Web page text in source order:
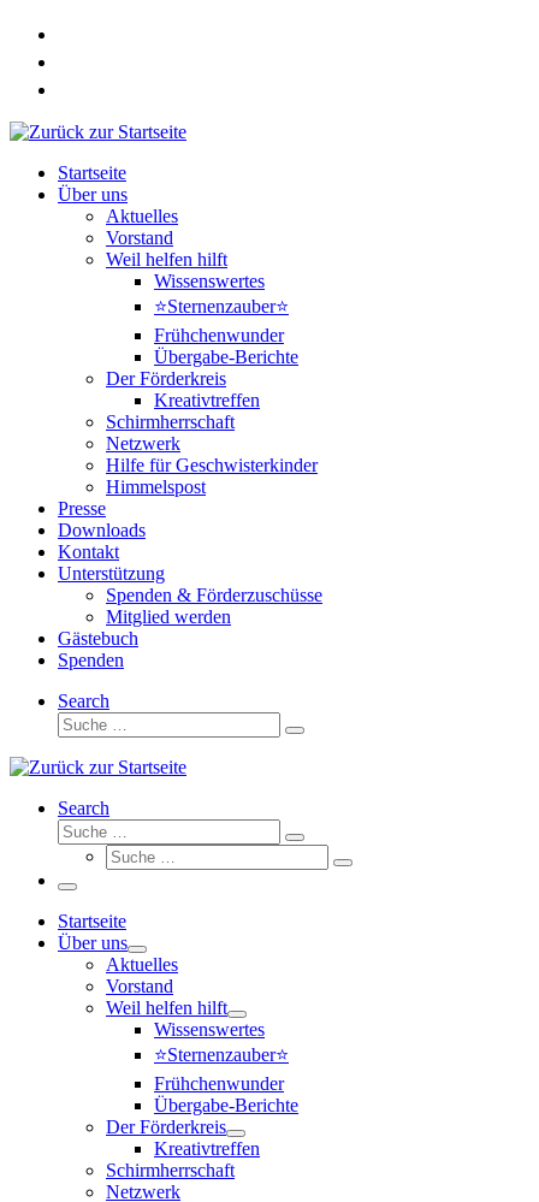
Zum
springen
Startseite
Über uns
Aktuelles
Vorstand
Weil helfen hilft
Wissenswertes
⭐Sternenzauber⭐
Frühchenwunder
Übergabe-Berichte
Der Förderkreis
Kreativtreffen
Schirmherrschaft
Netzwerk
Hilfe für Geschwisterkinder
Himmelspost
Presse
Downloads
Kontakt
Unterstützung
Spenden & Förderzuschüsse
Mitglied werden
Gästebuch
Spenden
Search
Suche
Suche
Search
Suche
Suche
Suche
Suche
Menü
Startseite
Über uns
Aktuelles
Vorstand
Weil helfen hilft
Wissenswertes
⭐Sternenzauber⭐
Frühchenwunder
Übergabe-Berichte
Der Förderkreis
Kreativtreffen
Schirmherrschaft
Netzwerk